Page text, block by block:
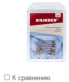
К сравнению